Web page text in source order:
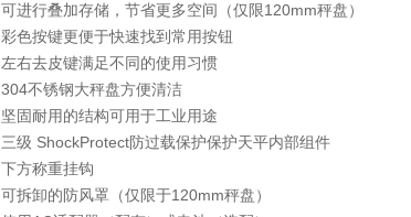
可进行叠加存储，节省更多空间（仅限120mm秤盘）
彩色按键更便于快速找到常用按钮
左右去皮键满足不同的使用习惯
304不锈钢大秤盘方便清洁
坚固耐用的结构可用于工业用途
三级 ShockProtect防过载保护保护天平内部组件
下方称重挂钩
可拆卸的防风罩（仅限于120mm秤盘）